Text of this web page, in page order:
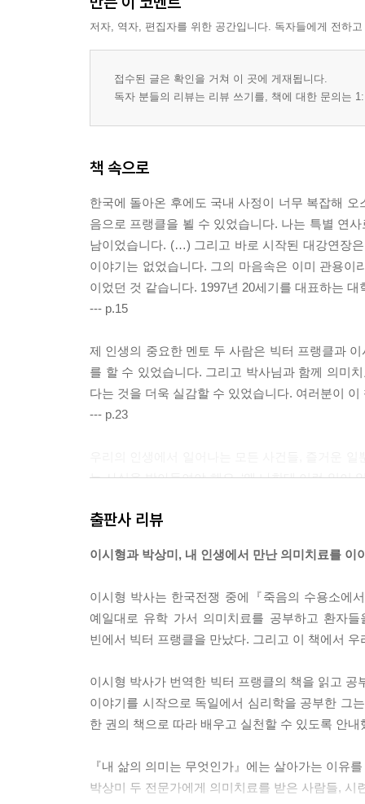
저자, 역자, 편집자를 위한 공간입니다. 독자들에게 전하
접수된 글은 확인을 거쳐 이 곳에 게재됩니다.
독자 분들의 리뷰는 리뷰 쓰기를, 책에 대한 문의는
책 속으로
한국에 돌아온 후에도 국내 사정이 너무 복잡해
음으로 프랭클을 뵐 수 있었습니다. 나는 특별 연
남이었습니다. (…) 그리고 바로 시작된 대강연장
이야기는 없었습니다. 그의 마음속은 이미 관용
이었던 것 같습니다. 1997년 20세기를 대표하는
--- p.15
제 인생의 중요한 멘토 두 사람은 빅터 프랭클과
를 할 수 있었습니다. 그리고 박사님과 함께 의미
다는 것을 더욱 실감할 수 있었습니다. 여러분이
--- p.23
는 사실을 받아들여야 해요. ‘왜 나한테 이런 일이
한 질문을 바꿀 수 있습니다.
하며 어린 딸에게 죄책감을 가지고 있었죠. 그녀
아니라는 걸 알게 됩니다.
--- p.38
내가 겪은 고통을 가치 없게 만들지 마십시오. 나
살아갈 수 있습니다. 모든 시련은 내 인생에 꼭 필
져나와 다시 태어나는 거예요. 다시 태어나 내 생
내일은 어제와 오늘보다 희망적입니다. 미래에
하고, 그런 날이 밝아오는 것을 보기 위해서 살아남
출판사 리뷰
이시형과 박상미, 내 인생에서 만난 의미치료를 이
이시형 박사는 한국전쟁 중에『죽음의 수용소에
예일대로 유학 가서 의미치료를 공부하고 환자
빈에서 빅터 프랭클을 만났다. 그리고 이 책에서
이시형 박사가 번역한 빅터 프랭클의 책을 읽고
이야기를 시작으로 독일에서 심리학을 공부한 그
한 권의 책으로 따라 배우고 실천할 수 있도록 안내
『내 삶의 의미는 무엇인가』에는 살아가는 이유
박상미 두 전문가에게 의미치료를 받은 사람들,